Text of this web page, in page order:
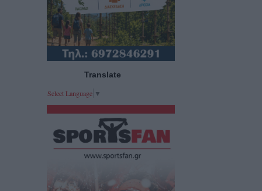
Translate
Select Language ▼